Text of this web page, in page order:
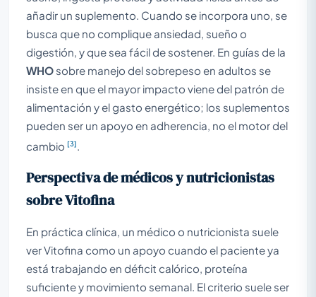
añadir un suplemento. Cuando se incorpora uno, se
busca que no complique ansiedad, sueño o
digestión, y que sea fácil de sostener. En guías de la
WHO sobre manejo del sobrepeso en adultos se
insiste en que el mayor impacto viene del patrón de
alimentación y el gasto energético; los suplementos
pueden ser un apoyo en adherencia, no el motor del
cambio [3].
Perspectiva de médicos y nutricionistas
sobre Vitofina
En práctica clínica, un médico o nutricionista suele
ver Vitofina como un apoyo cuando el paciente ya
está trabajando en déficit calórico, proteína
suficiente y movimiento semanal. El criterio suele ser